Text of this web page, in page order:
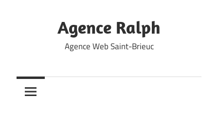
Agence Ralph
Agence Web Saint-Brieuc